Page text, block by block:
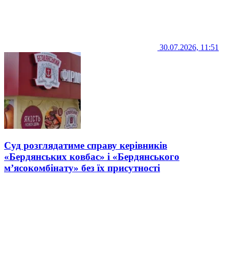
30.07.2026, 11:51
Суд розглядатиме справу керівників
«Бердянських ковбас» і «Бердянського
м’ясокомбінату» без їх присутності